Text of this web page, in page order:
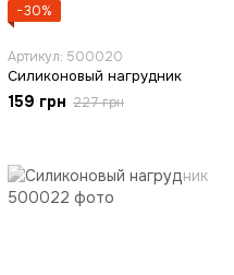
−30%
Артикул: 500020
Силиконовый нагрудник
159 грн 227 грн